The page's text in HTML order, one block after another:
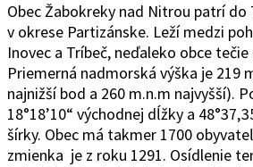
Obec Žabokreky nad Nitrou patrí do
v okrese Partizánske. Leží medzi
Inovec a Tríbeč, neďaleko obce
Priemerná nadmorská výška je 219
najnižší bod a 260 m.n.m najvyšší).
18°18’10“ východnej dĺžky a 48°37‚
šírky. Obec má takmer 1700
zmienka je z roku 1291. Osídlenie